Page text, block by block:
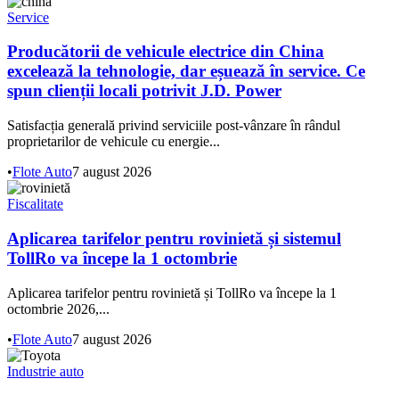
Service
Producătorii de vehicule electrice din China
excelează la tehnologie, dar eșuează în service. Ce
spun clienții locali potrivit J.D. Power
Satisfacția generală privind serviciile post-vânzare în rândul
proprietarilor de vehicule cu energie...
•Flote Auto7 august 2026
Fiscalitate
Aplicarea tarifelor pentru rovinietă și sistemul
TollRo va începe la 1 octombrie
Aplicarea tarifelor pentru rovinietă și TollRo va începe la 1
octombrie 2026,...
•Flote Auto7 august 2026
Industrie auto